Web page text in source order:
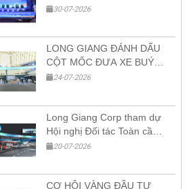
30-07-2026
LONG GIANG ĐÁNH DẤU
CỘT MỐC ĐƯA XE BUÝT
ĐIỆN ZHONGTONG ĐẦU
HỘI NGHỊ ĐỐI TÁC TOÀN
CẦU SDHI 2026
24-07-2026
Long Giang Corp tham dự
Hội nghị Đối tác Toàn cầu
SDHI 2026 và Triển lãm
minh tại VEC Hà Nội
20-07-2026
CƠ HỘI VÀNG ĐẦU TƯ